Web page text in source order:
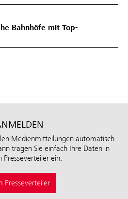
Bahnhöfe mit Top-
Medienmitteilungen automatisch
tragen Sie einfach Ihre Daten in
Presseverteiler ein:
Presseverteiler